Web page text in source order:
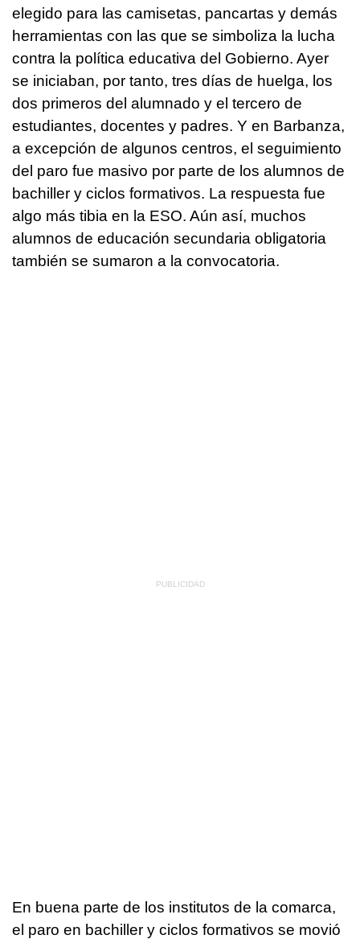
elegido para las camisetas, pancartas y demás
herramientas con las que se simboliza la lucha
contra la política educativa del Gobierno. Ayer
se iniciaban, por tanto, tres días de huelga, los
dos primeros del alumnado y el tercero de
estudiantes, docentes y padres. Y en Barbanza,
a excepción de algunos centros, el seguimiento
del paro fue masivo por parte de los alumnos de
bachiller y ciclos formativos. La respuesta fue
algo más tibia en la ESO. Aún así, muchos
alumnos de educación secundaria obligatoria
también se sumaron a la convocatoria.
En buena parte de los institutos de la comarca,
el paro en bachiller y ciclos formativos se movió